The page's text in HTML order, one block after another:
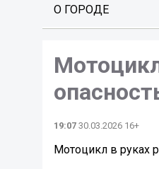
О ГОРОДЕ
19:07 30.03.2026 16+
Мотоцикл в руках